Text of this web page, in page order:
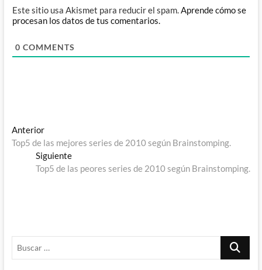
Este sitio usa Akismet para reducir el spam.Aprende cómo se
procesan los datos de tus comentarios.
0 COMMENTS
Navegación
de
entradas
AnteriorEntrada
anterior:
Top5 de las mejores series de 2010 según Brainstomping.
SiguienteEntrada
siguiente:
Top5 de las peores series de 2010 según Brainstomping.
Buscar